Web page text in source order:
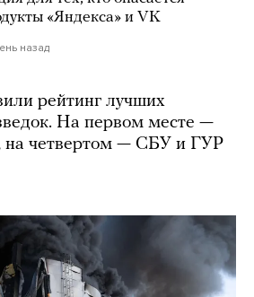
«Яндекса» и VK
назад
рейтинг лучших
На первом месте —
на четвертом — СБУ и ГУР